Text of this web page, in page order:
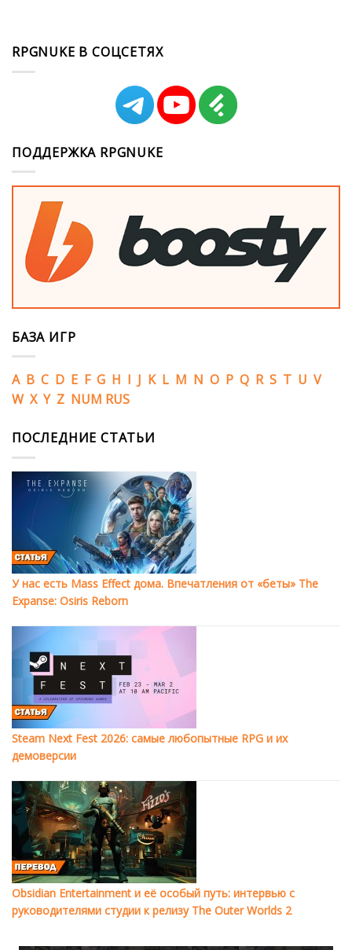
RPGNUKE В СОЦСЕТЯХ
ПОДДЕРЖКА RPGNUKE
БАЗА ИГР
A B C D E F G H I J K L M N O P Q R S T U V
W X Y Z NUM RUS
ПОСЛЕДНИЕ СТАТЬИ
У нас есть Mass Effect дома. Впечатления от «беты» The
Expanse: Osiris Reborn
Steam Next Fest 2026: самые любопытные RPG и их
демоверсии
Obsidian Entertainment и её особый путь: интервью с
руководителями студии к релизу The Outer Worlds 2